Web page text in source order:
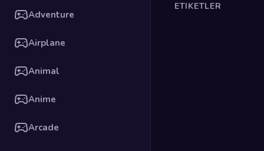
Adventure
Airplane
Animal
Anime
Arcade
ETIKETLER